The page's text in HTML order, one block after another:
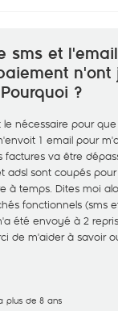
sms et
n'ont
?
le nécessaire pour
1 email pour
factures va être
adsl sont coupés
à temps. Dites moi
fonctionnels (sms
été envoyé à 2
de m'aider à savoir
plus de 8 ans